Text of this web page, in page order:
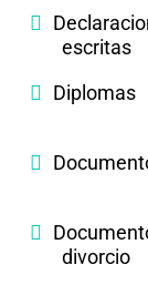
escritas
Diplomas
divorcio